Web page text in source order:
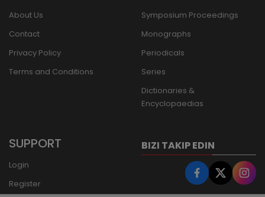
About Us
Contact
Privacy Policy
Terms and Conditions
Symposium Proceedings
Monographs
Periodicals
Series
Dictionaries &
Encyclopaedias
SUPPORT
Login
Register
BIZI TAKIP EDIN